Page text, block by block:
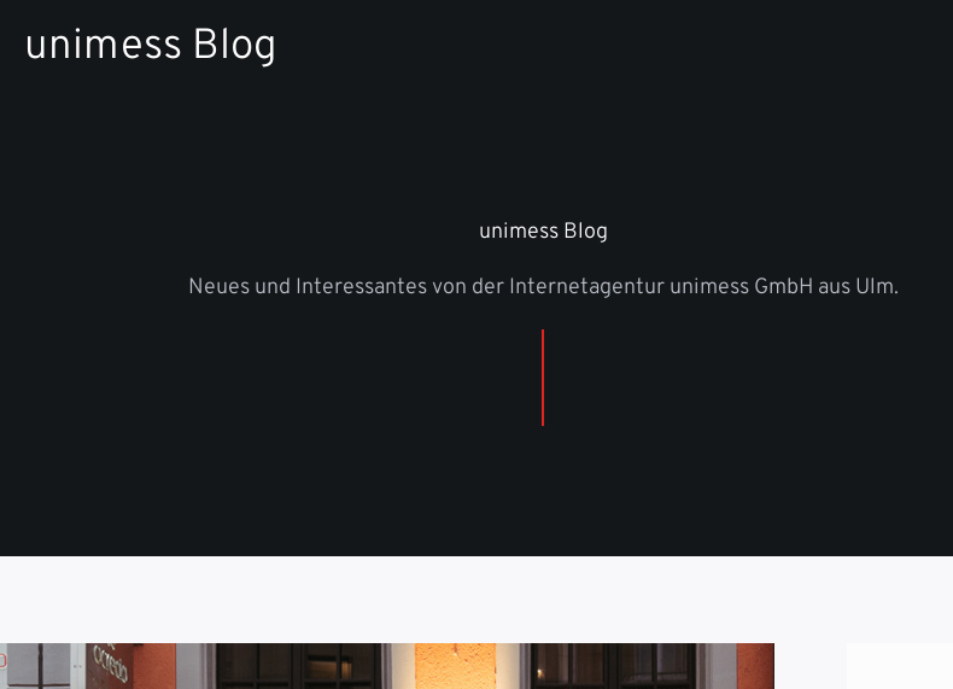
Inhaltunimess Blog
unimess Blog
Neues und Interessantes von der Internetagentur unimess GmbH aus Ulm.